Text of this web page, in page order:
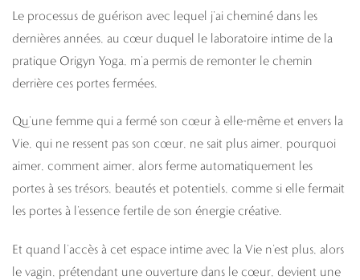
Le processus de guérison avec lequel j’ai cheminé dans les
dernières années, au cœur duquel le laboratoire intime de la
pratique Origyn Yoga, m’a permis de remonter le chemin
derrière ces portes fermées.
Qu’une femme qui a fermé son cœur à elle-même et envers la
Vie, qui ne ressent pas son cœur, ne sait plus aimer, pourquoi
aimer, comment aimer, alors ferme automatiquement les
portes à ses trésors, beautés et potentiels, comme si elle fermait
les portes à l’essence fertile de son énergie créative.
Et quand l’accès à cet espace intime avec la Vie n’est plus, alors
le vagin, prétendant une ouverture dans le cœur, devient une